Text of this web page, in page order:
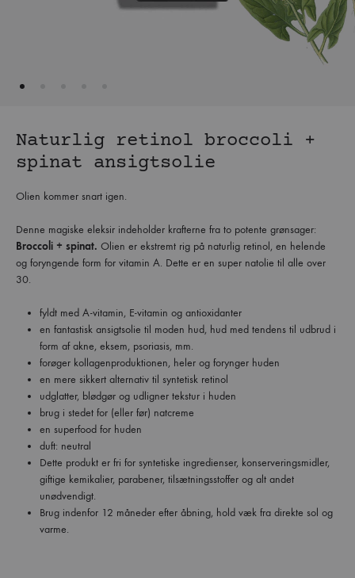
Naturlig retinol broccoli +
spinat ansigtsolie
Olien kommer snart igen.
Denne magiske eleksir indeholder krafterne fra to potente grønsager:
Broccoli + spinat. Olien er ekstremt rig på naturlig retinol, en helende
og foryngende form for vitamin A. Dette er en super natolie til alle over
30.
fyldt med A-vitamin, E-vitamin og antioxidanter
en fantastisk ansigtsolie til moden hud, hud med tendens til udbrud i
form af akne, eksem, psoriasis, mm.
forøger kollagenproduktionen, heler og forynger huden
en mere sikkert alternativ til syntetisk retinol
udglatter, blødgør og udligner tekstur i huden
brug i stedet for (eller før) natcreme
en superfood for huden
duft: neutral
Dette produkt er fri for syntetiske ingredienser, konserveringsmidler,
giftige kemikalier, parabener, tilsætningsstoffer og alt andet
unødvendigt.
Brug indenfor 12 måneder efter åbning, hold væk fra direkte sol og
varme.